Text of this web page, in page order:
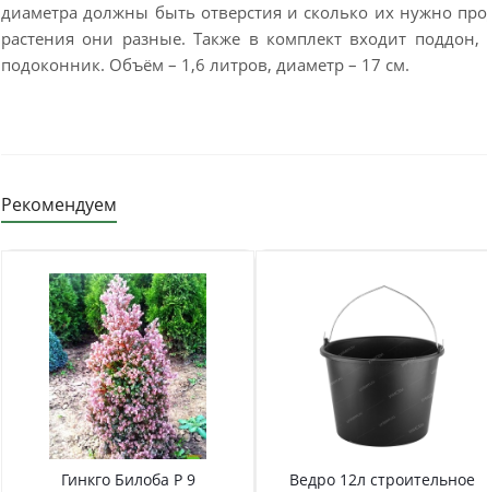
диаметра должны быть отверстия и сколько их нужно
растения они разные. Также в комплект входит
подоконник. Объём – 1,6 литров, диаметр – 17 см.
Рекомендуем
Гинкго Билоба Р 9 Ведро 12л строительное